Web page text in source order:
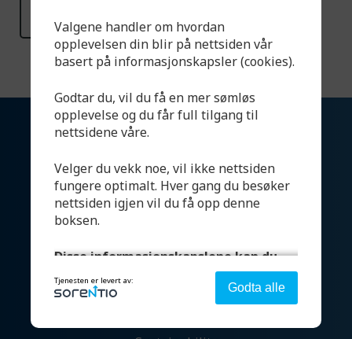
Products
Valgene handler om hvordan
opplevelsen din blir på nettsiden vår
basert på informasjonskapsler (cookies).
Godtar du, vil du få en mer sømløs
opplevelse og du får full tilgang til
nettsidene våre.
Velger du vekk noe, vil ikke nettsiden
fungere optimalt. Hver gang du besøker
nettsiden igjen vil du få opp denne
boksen.
Disse informasjonskapslene kan du
velge:
Strengt nødvendig - denne er alltid på
Tjenesten er levert av: Godta alle